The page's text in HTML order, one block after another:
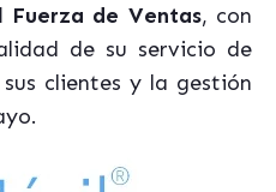
Fuerza de Ventas, con
de su servicio de
clientes y la gestión